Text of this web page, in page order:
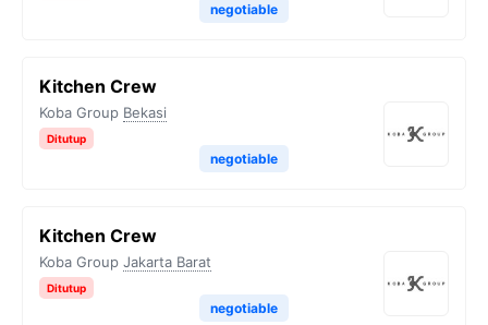
negotiable
Kitchen Crew
Koba Group Bekasi
Ditutup
negotiable
Kitchen Crew
Koba Group Jakarta Barat
Ditutup
negotiable